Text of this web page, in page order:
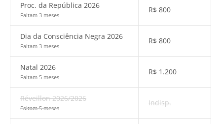
Proc. da República 2026
Faltam 3 meses
R$ 800
Dia da Consciência Negra 2026
Faltam 3 meses
R$ 800
Natal 2026
Faltam 5 meses
R$ 1.200
Réveillon 2026/2026
Faltam 5 meses
Indisp.